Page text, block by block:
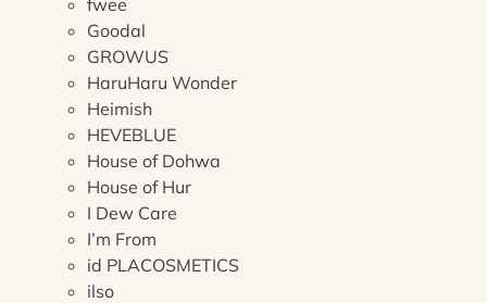
fwee
Goodal
GROWUS
HaruHaru Wonder
Heimish
HEVEBLUE
House of Dohwa
House of Hur
I Dew Care
I’m From
id PLACOSMETICS
ilso